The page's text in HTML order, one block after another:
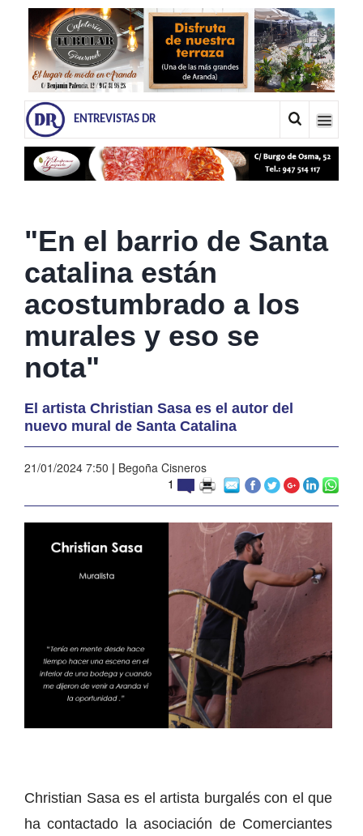
ENTREVISTAS DR
"En el barrio de Santa
catalina están
acostumbrado a los
murales y eso se
nota"
El artista Christian Sasa es el autor del
nuevo mural de Santa Catalina
21/01/2024 7:50 | Begoña Cisneros
1
Christian Sasa es el artista burgalés con el que
ha contactado la asociación de Comerciantes